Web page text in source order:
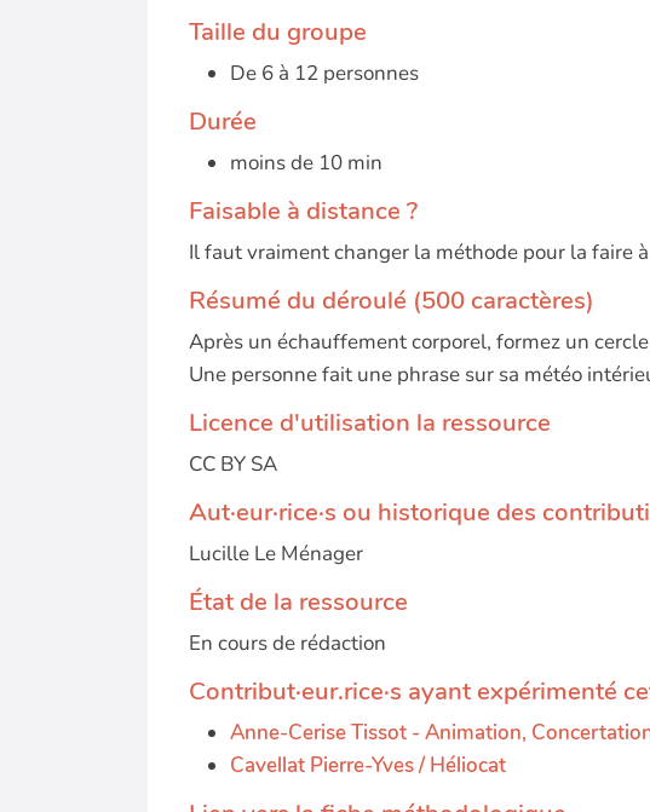
Taille du groupe
De 6 à 12 personnes
Durée
moins de 10 min
Faisable à distance ?
Il faut vraiment changer la méthode pour la faire
Résumé du déroulé (500 caractères)
Après un échauffement corporel, formez un
Une personne fait une phrase sur sa météo
Licence d'utilisation la ressource
CC BY SA
Aut·eur·rice·s ou historique des
Lucille Le Ménager
État de la ressource
En cours de rédaction
Contribut·eur.rice·s ayant expérimenté
Anne-Cerise Tissot - Animation,
Cavellat Pierre-Yves / Héliocat